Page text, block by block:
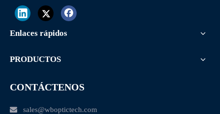
Enlaces rápidos
PRODUCTOS
CONTÁCTENOS
 sales@wboptictech.com